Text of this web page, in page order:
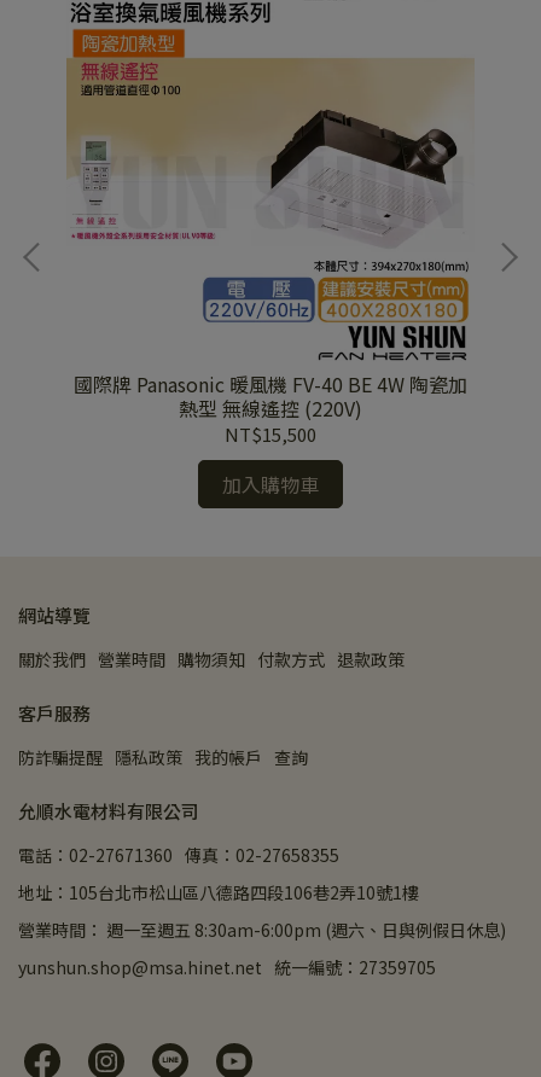
國際牌 Panasonic 暖風機 FV-40 BE 4W 陶瓷加
熱型 無線遙控 (220V)
NT$15,500
加入購物車
網站導覽
關於我們 營業時間 購物須知 付款方式 退款政策
客戶服務
防詐騙提醒 隱私政策 我的帳戶 查詢
允順水電材料有限公司
電話：02-27671360 傳真：02-27658355
地址：105台北市松山區八德路四段106巷2弄10號1樓
營業時間： 週一至週五 8:30am-6:00pm (週六、日與例假日休息)
yunshun.shop@msa.hinet.net 統一編號：27359705